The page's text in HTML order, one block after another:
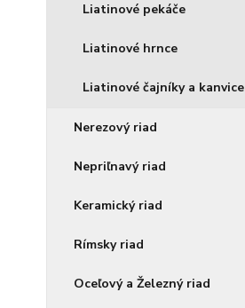
Liatinové pekáče
Liatinové hrnce
Liatinové čajníky a kanvice
Nerezový riad
Nepriľnavý riad
Keramický riad
Rímsky riad
Oceľový a Železný riad